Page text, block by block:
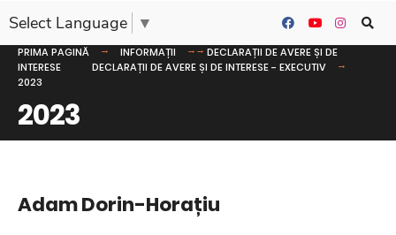
Select Language ▼
PRIMA PAGINĂ INFORMAȚII
DECLARAȚII DE AVERE ȘI DE
INTERESE
DECLARAȚII DE AVERE ȘI DE INTERESE - EXECUTIV
2023
2023
Adam Dorin-Horațiu